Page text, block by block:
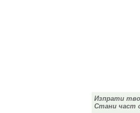
Изпрати
Стани част